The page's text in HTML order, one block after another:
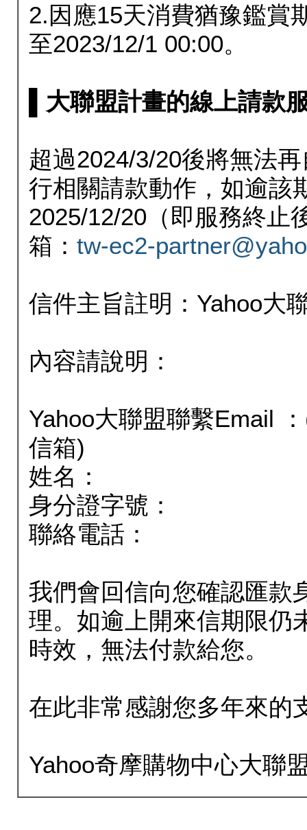
2.因應15天消費猶豫鑑賞
至2023/12/1 00:00。
▌大聯盟計畫的線上請款
超過2024/3/20後將無法
行相關請款動作，如逾該
2025/12/20（即服務終止
箱： tw-ec2-
信件主旨註明：Yahoo大
內容請說明：
Yahoo大聯盟聯繫Email
信箱)
姓名：
身分證字號：
聯絡電話：
我們會回信向您確認匯款
理。如逾上開來信期限仍
時效，無法付款給您。
在此非常感謝您多年來的
Yahoo奇摩購物中心大